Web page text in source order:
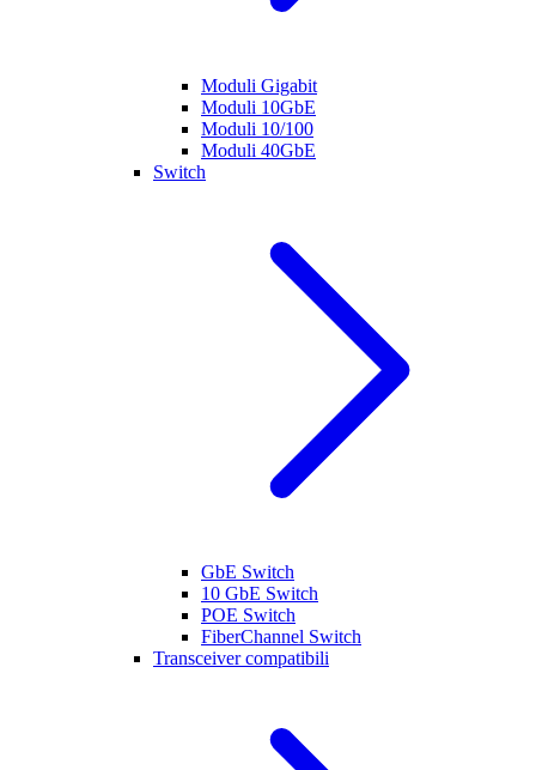
Moduli Gigabit
Moduli 10GbE
Moduli 10/100
Moduli 40GbE
Switch
GbE Switch
10 GbE Switch
POE Switch
FiberChannel Switch
Transceiver compatibili